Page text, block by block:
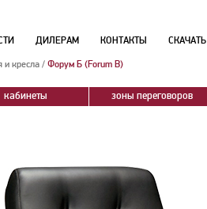
ДИЛЕРАМ КОНТАКТЫ СКАЧАТЬ
и кресла / Форум Б (Forum B)
кабинеты зоны переговоров